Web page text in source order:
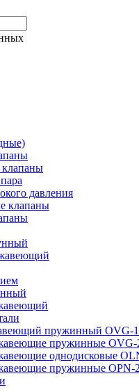
клапаны
давления
клапаны
пружинный OVG-
пружинные OVG-
однодисковые
пружинные OPN-